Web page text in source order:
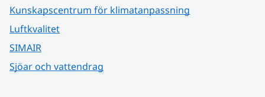
Kunskapscentrum för klimatanpassning
Luftkvalitet
SIMAIR
Sjöar och vattendrag